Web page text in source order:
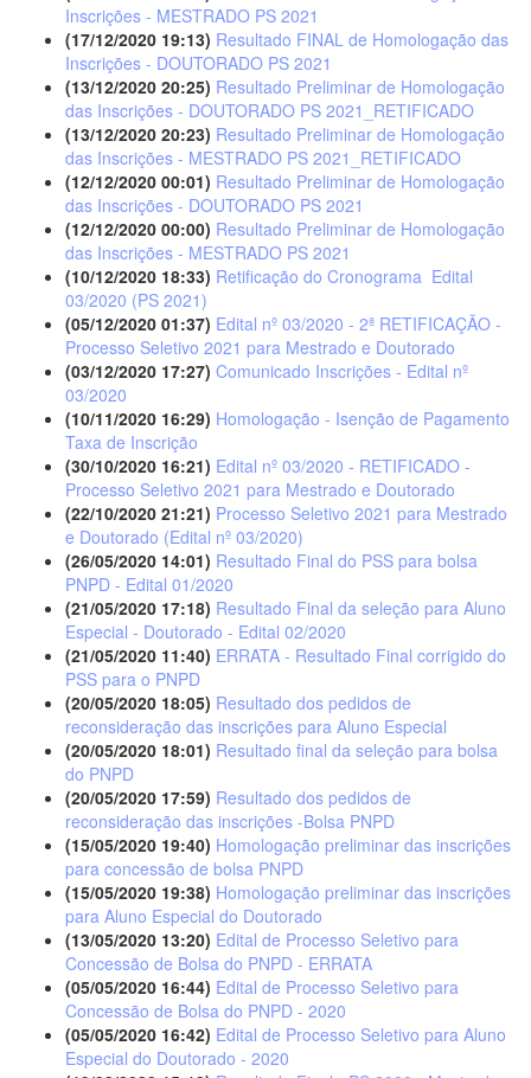
Inscrições - MESTRADO PS 2021
(17/12/2020 19:13) Resultado FINAL de Homologação das
Inscrições - DOUTORADO PS 2021
(13/12/2020 20:25) Resultado Preliminar de Homologação
das Inscrições - DOUTORADO PS 2021_RETIFICADO
(13/12/2020 20:23) Resultado Preliminar de Homologação
das Inscrições - MESTRADO PS 2021_RETIFICADO
(12/12/2020 00:01) Resultado Preliminar de Homologação
das Inscrições - DOUTORADO PS 2021
(12/12/2020 00:00) Resultado Preliminar de Homologação
das Inscrições - MESTRADO PS 2021
(10/12/2020 18:33) Retificação do Cronograma  Edital
03/2020 (PS 2021)
(05/12/2020 01:37) Edital nº 03/2020 - 2ª RETIFICAÇÃO -
Processo Seletivo 2021 para Mestrado e Doutorado
(03/12/2020 17:27) Comunicado Inscrições - Edital nº
03/2020
(10/11/2020 16:29) Homologação - Isenção de Pagamento
Taxa de Inscrição
(30/10/2020 16:21) Edital nº 03/2020 - RETIFICADO -
Processo Seletivo 2021 para Mestrado e Doutorado
(22/10/2020 21:21) Processo Seletivo 2021 para Mestrado
e Doutorado (Edital nº 03/2020)
(26/05/2020 14:01) Resultado Final do PSS para bolsa
PNPD - Edital 01/2020
(21/05/2020 17:18) Resultado Final da seleção para Aluno
Especial - Doutorado - Edital 02/2020
(21/05/2020 11:40) ERRATA - Resultado Final corrigido do
PSS para o PNPD
(20/05/2020 18:05) Resultado dos pedidos de
reconsideração das inscrições para Aluno Especial
(20/05/2020 18:01) Resultado final da seleção para bolsa
do PNPD
(20/05/2020 17:59) Resultado dos pedidos de
reconsideração das inscrições -Bolsa PNPD
(15/05/2020 19:40) Homologação preliminar das inscrições
para concessão de bolsa PNPD
(15/05/2020 19:38) Homologação preliminar das inscrições
para Aluno Especial do Doutorado
(13/05/2020 13:20) Edital de Processo Seletivo para
Concessão de Bolsa do PNPD - ERRATA
(05/05/2020 16:44) Edital de Processo Seletivo para
Concessão de Bolsa do PNPD - 2020
(05/05/2020 16:42) Edital de Processo Seletivo para Aluno
Especial do Doutorado - 2020